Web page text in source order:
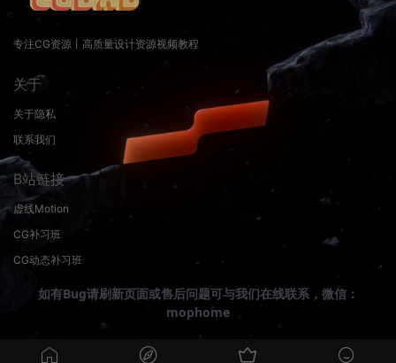
专注CG资源丨高质量设计资源视频教程
关于
关于隐私
联系我们
B站链接
虚线Motion
CG补习班
CG动态补习班
如有Bug请刷新页面或售后问题可与我们在线联系，微信：
mophome